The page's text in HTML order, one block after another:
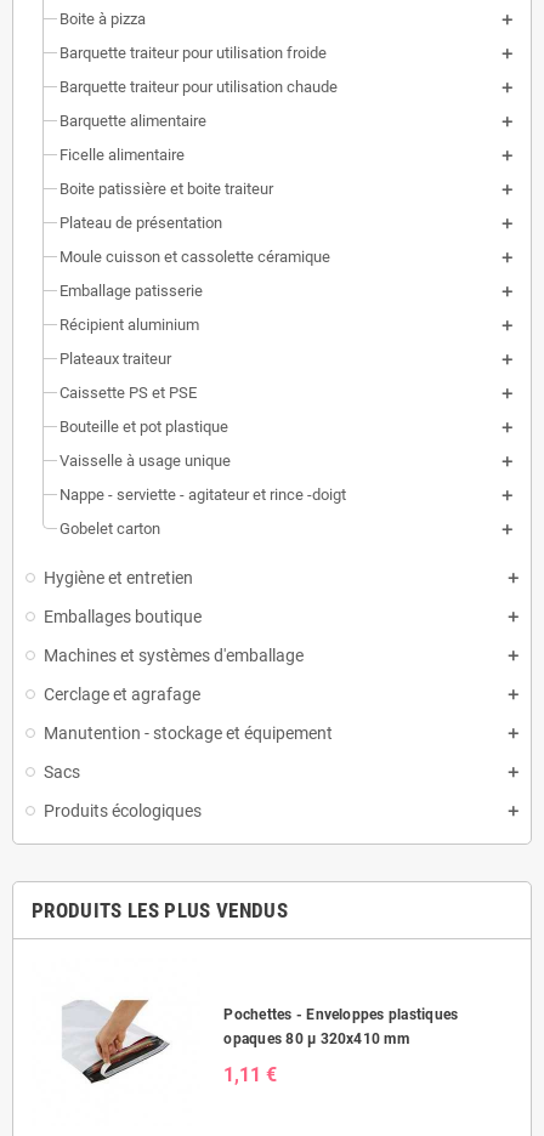
Boite à pizza
Barquette traiteur pour utilisation froide
Barquette traiteur pour utilisation chaude
Barquette alimentaire
Ficelle alimentaire
Boite patissière et boite traiteur
Plateau de présentation
Moule cuisson et cassolette céramique
Emballage patisserie
Récipient aluminium
Plateaux traiteur
Caissette PS et PSE
Bouteille et pot plastique
Vaisselle à usage unique
Nappe - serviette - agitateur et rince -doigt
Gobelet carton
Hygiène et entretien
Emballages boutique
Machines et systèmes d'emballage
Cerclage et agrafage
Manutention - stockage et équipement
Sacs
Produits écologiques
PRODUITS LES PLUS VENDUS
Pochettes - Enveloppes plastiques
opaques 80 µ 320x410 mm
1,11 €